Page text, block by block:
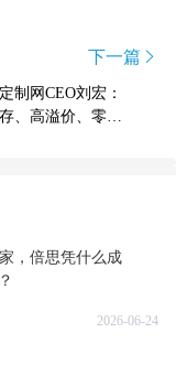
下一篇
制网CEO刘宏：
、高溢价、零关
，倍思凭什么成
2026-06-24